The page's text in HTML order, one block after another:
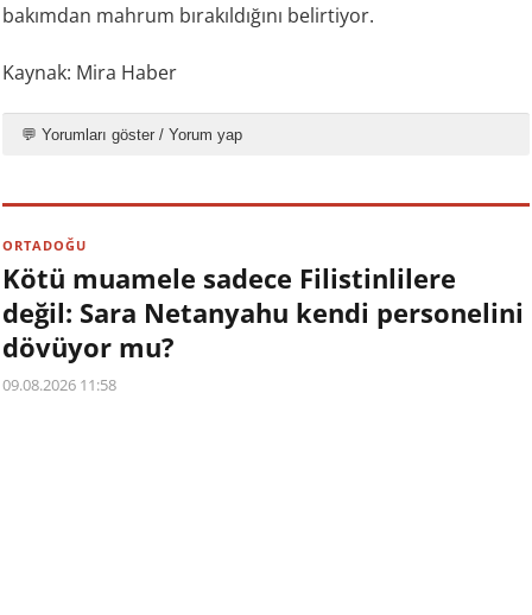
bakımdan mahrum bırakıldığını belirtiyor.
Kaynak: Mira Haber
💬 Yorumları göster / Yorum yap
ORTADOĞU
Kötü muamele sadece Filistinlilere
değil: Sara Netanyahu kendi personelini
dövüyor mu?
09.08.2026 11:58